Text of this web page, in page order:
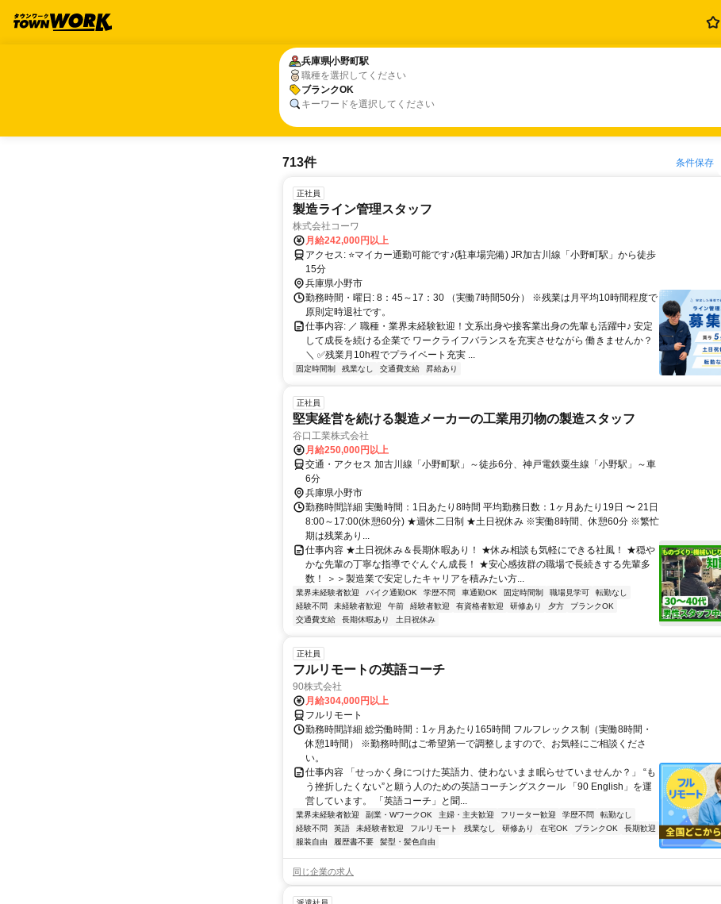
兵庫県小野町駅
職種を選択してください
ブランクOK
キーワードを選択してください
兵庫県小野町駅
ブランクOK
713件 条件保存
正社員
製造ライン管理スタッフ
株式会社コーワ
月給242,000円以上
アクセス: ⭐マイカー通勤可能です♪(駐車場完備) JR加古川線「小野町駅」から徒歩
15分
兵庫県小野市
勤務時間・曜日: 8：45～17：30 （実働7時間50分） ※残業は月平均10時間程度で
原則定時退社です。
仕事内容: ／ 職種・業界未経験歓迎！文系出身や接客業出身の先輩も活躍中♪ 安定
して成長を続ける企業で ワークライフバランスを充実させながら 働きませんか？
＼ ✅残業月10h程でプライベート充実 ...
固定時間制 残業なし 交通費支給 昇給あり
正社員
堅実経営を続ける製造メーカーの工業用刃物の製造スタッフ
谷口工業株式会社
月給250,000円以上
交通・アクセス 加古川線「小野町駅」～徒歩6分、神戸電鉄粟生線「小野駅」～車
6分
兵庫県小野市
勤務時間詳細 実働時間：1日あたり8時間 平均勤務日数：1ヶ月あたり19日 〜 21日
8:00～17:00(休憩60分) ★週休二日制 ★土日祝休み ※実働8時間、休憩60分 ※繁忙
期は残業あり...
仕事内容 ★土日祝休み＆長期休暇あり！ ★休み相談も気軽にできる社風！ ★穏や
かな先輩の丁寧な指導でぐんぐん成長！ ★安心感抜群の職場で長続きする先輩多
数！ ＞＞製造業で安定したキャリアを積みたい方...
業界未経験者歓迎 バイク通勤OK 学歴不問 車通勤OK 固定時間制 職場見学可
転勤なし
経験不問
未経験者歓迎 午前 経験者歓迎 有資格者歓迎 研修あり 夕方
ブランクOK
交通費支給
長期休暇あり 土日祝休み
正社員
フルリモートの英語コーチ
90株式会社
月給304,000円以上
フルリモート
勤務時間詳細 総労働時間：1ヶ月あたり165時間 フルフレックス制（実働8時間・
休憩1時間） ※勤務時間はご希望第一で調整しますので、お気軽にご相談くださ
い。
仕事内容 「せっかく身につけた英語力、使わないまま眠らせていませんか？」 “も
う挫折したくない”と願う人のための英語コーチングスクール 「90 English」を運
営しています。 「英語コーチ」と聞...
業界未経験者歓迎 副業・WワークOK 主婦・主夫歓迎 フリーター歓迎 学歴不問
転勤なし
経験不問
英語 未経験者歓迎 フルリモート 残業なし 研修あり 在宅OK ブランクOK
長期歓迎
服装自由
履歴書不要 髪型・髪色自由
同じ企業の求人